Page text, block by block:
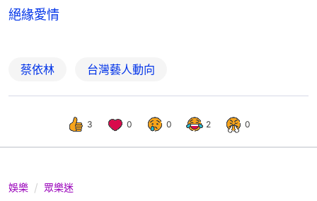
絕緣愛情
蔡依林 台灣藝人動向
3 0 0 2 0
娛樂 眾樂迷